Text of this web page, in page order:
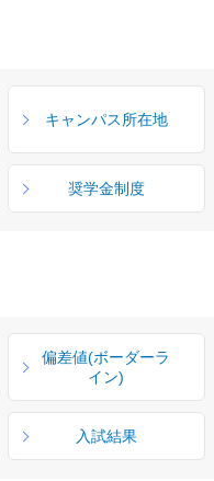
キャンパス所在地
奨学金制度
偏差値(ボーダーラ
イン)
入試結果